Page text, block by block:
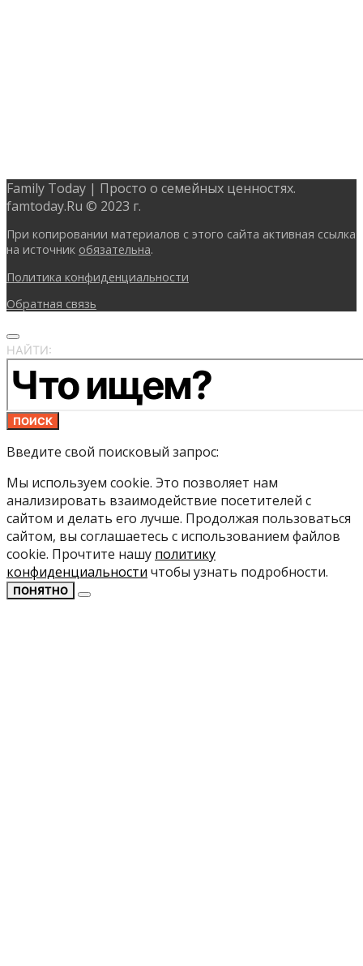
Family Today | Просто о семейных ценностях.
famtoday.Ru © 2023 г.
При копировании материалов с этого сайта активная ссылка
на источник обязательна.
Политика конфиденциальности
Обратная связь
НАЙТИ:
ПОИСК
Введите свой поисковый запрос:
Мы используем cookie. Это позволяет нам
анализировать взаимодействие посетителей с
сайтом и делать его лучше. Продолжая пользоваться
сайтом, вы соглашаетесь с использованием файлов
cookie. Прочтите нашу политику
конфиденциальности чтобы узнать подробности.
ПОНЯТНО